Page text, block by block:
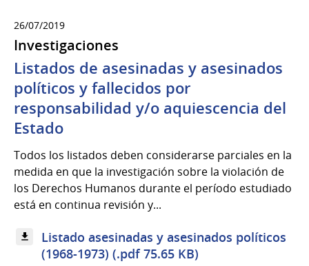
26/07/2019
Investigaciones
Listados de asesinadas y asesinados
políticos y fallecidos por
responsabilidad y/o aquiescencia del
Estado
Todos los listados deben considerarse parciales en la
medida en que la investigación sobre la violación de
los Derechos Humanos durante el período estudiado
está en continua revisión y...
Listado asesinadas y asesinados políticos
(1968-1973) (.pdf 75.65 KB)